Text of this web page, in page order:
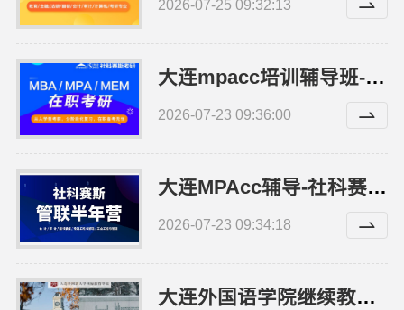
2026-07-25 09:32:13
大连mpacc培训辅导班-社科赛斯会计专硕考研全程规划
2026-07-23 09:36:00
大连MPAcc辅导-社科赛斯专注考研教育
2026-07-23 09:34:18
大连外国语学院继续教育学院线上报名师资怎么样